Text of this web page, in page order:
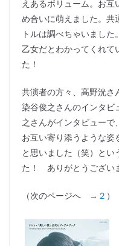
えあるボリューム。お互
め合いに萌えました。共
トルは調べちゃいまし
乙女だとわかってくれて
た！
共演者の方々、高野洸さ
染谷俊之さんのインタビ
之さんがインタビューで
お互い寄り添うような姿
と思いました（笑）とい
た！ ありがとうござい
（次のページへ →２ ）